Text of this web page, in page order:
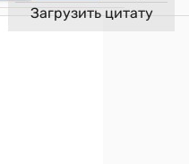
Загрузить цитату